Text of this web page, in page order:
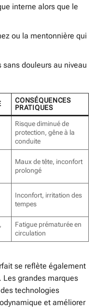
interne alors que le
ou la mentonnière qui
douleurs au niveau
CONSÉQUENCES
PRATIQUES
Risque diminué de
protection, gêne à la
conduite
Maux de tête, inconfort
prolongé
Inconfort, irritation des
tempes
Fatigue prématurée en
circulation
se reflète également
Les grandes marques
technologies
et améliorer